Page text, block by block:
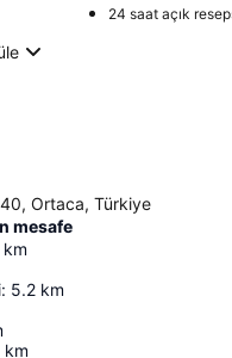
24 saat açık
Ortaca, Türkiye
mesafe
km
: 5.2 km
km